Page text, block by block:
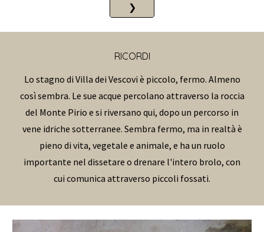
❯
RICORDI
Lo stagno di Villa dei Vescovi è piccolo, fermo. Almeno
così sembra. Le sue acque percolano attraverso la roccia
del Monte Pirio e si riversano qui, dopo un percorso in
vene idriche sotterranee. Sembra fermo, ma in realtà è
pieno di vita, vegetale e animale, e ha un ruolo
importante nel dissetare o drenare l'intero brolo, con
cui comunica attraverso piccoli fossati.